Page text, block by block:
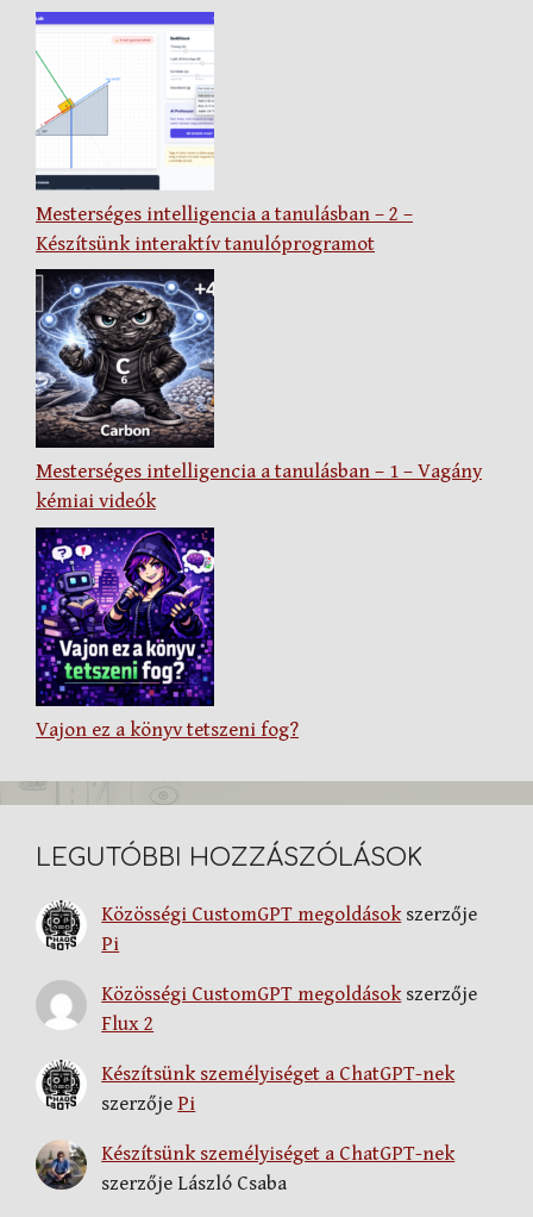
Mesterséges intelligencia a tanulásban – 2 –
Készítsünk interaktív tanulóprogramot
Mesterséges intelligencia a tanulásban – 1 – Vagány
kémiai videók
Vajon ez a könyv tetszeni fog?
LEGUTÓBBI HOZZÁSZÓLÁSOK
Közösségi CustomGPT megoldásokszerzője
Pi
Közösségi CustomGPT megoldásokszerzője
Flux 2
Készítsünk személyiséget a ChatGPT-nek
szerzője Pi
Készítsünk személyiséget a ChatGPT-nek
szerzője László Csaba